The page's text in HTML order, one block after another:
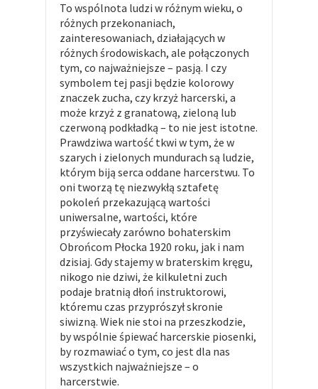
To wspólnota ludzi w różnym wieku, o
różnych przekonaniach,
zainteresowaniach, działających w
różnych środowiskach, ale połączonych
tym, co najważniejsze – pasją. I czy
symbolem tej pasji będzie kolorowy
znaczek zucha, czy krzyż harcerski, a
może krzyż z granatową, zieloną lub
czerwoną podkładką – to nie jest istotne.
Prawdziwa wartość tkwi w tym, że w
szarych i zielonych mundurach są ludzie,
którym biją serca oddane harcerstwu. To
oni tworzą tę niezwykłą sztafetę
pokoleń przekazującą wartości
uniwersalne, wartości, które
przyświecały zarówno bohaterskim
Obrońcom Płocka 1920 roku, jak i nam
dzisiaj. Gdy stajemy w braterskim kręgu,
nikogo nie dziwi, że kilkuletni zuch
podaje bratnią dłoń instruktorowi,
któremu czas przyprószył skronie
siwizną. Wiek nie stoi na przeszkodzie,
by wspólnie śpiewać harcerskie piosenki,
by rozmawiać o tym, co jest dla nas
wszystkich najważniejsze – o
harcerstwie.